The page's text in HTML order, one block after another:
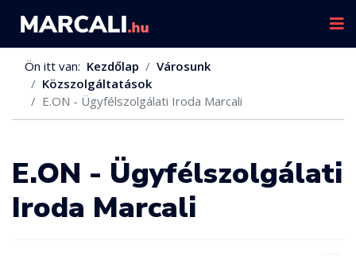
Ön itt van: Kezdőlap
Városunk
Közszolgáltatások
E.ON - Ügyfélszolgálati Iroda Marcali
E.ON - Ügyfélszolgálati
Iroda Marcali